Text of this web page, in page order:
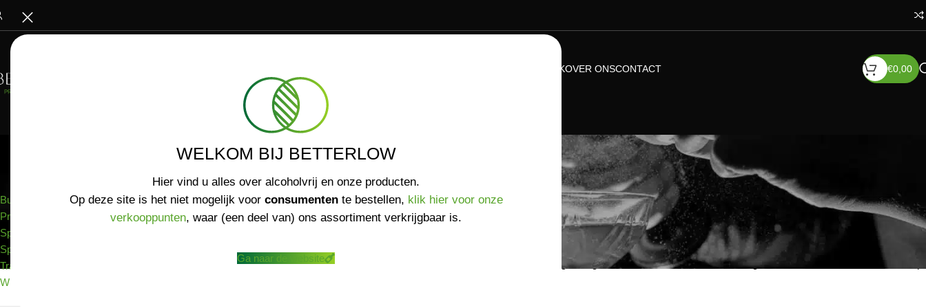
WELKOM BIJ BETTERLOW
Hier vind u alles over alcoholvrij en onze producten.
Op deze site is het niet mogelijk voor consumentente bestellen, klik hier voor onze
verkooppunten, waar (een deel van) ons assortiment verkrijgbaar is.
Ga naar de website
KENNISBANKOVER ONSCONTACT €0,00
Bubbels
Proxy / Botanical
Sparkling Tea
Spirits
Traubensecco's
Wijnen
Charlotte Nona is opgegroeid in de buurt van de bruisende stad Gent, vlakbij het natuurreservaat Bourgoyen-Ossemeersen. Toen ze jong was, bracht ze
veel tijd door in de natuur met vrienden. Ze genoot van het maken van thee met de kruiden die ze vond in de velden.
Jaren later combineerde ze haar passie voor de natuur en haar interesse in productontwikkeling wanneer ze een hogere studie moest kiezen. Hierdoor
koos ze voor bio-ingenieur met levensmiddelentechnologie als afstudeerrichting.
Op een vrijdagavond na een intensieve week op het werk, was Charlotte aan het bijpraten met vrienden in een bar. Ze was op zoek naar een alcoholvrij
alternatief voor haar geliefde cocktails. Na het aan de barman te hebben gevraagd, werd er een veel te zoete drank geserveerd. Helemaal niet waar ze op